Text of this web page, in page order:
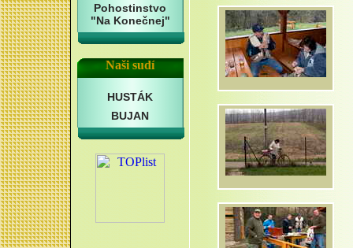
Pohostinstvo
"Na Konečnej"
Naši sudí
HUSTÁK
BUJAN